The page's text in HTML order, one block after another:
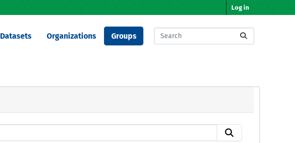
Log in
Datasets Organizations Groups